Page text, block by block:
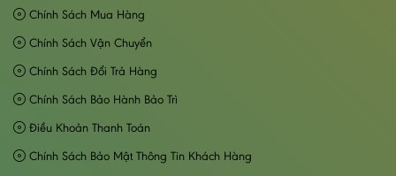
Chính Sách Mua Hàng
Chính Sách Vận Chuyển
Chính Sách Đổi Trả Hàng
Chính Sách Bảo Hành Bảo Trì
Điều Khoản Thanh Toán
Chính Sách Bảo Mật Thông Tin Khách Hàng